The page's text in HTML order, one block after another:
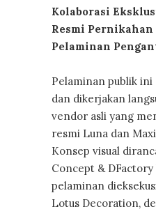
Kolaborasi
Resmi
Pelaminan
Pelaminan publik ini
dan dikerjakan
vendor asli yang
resmi Luna dan
Konsep visual
Concept & DFactory
pelaminan
Lotus Decoration,